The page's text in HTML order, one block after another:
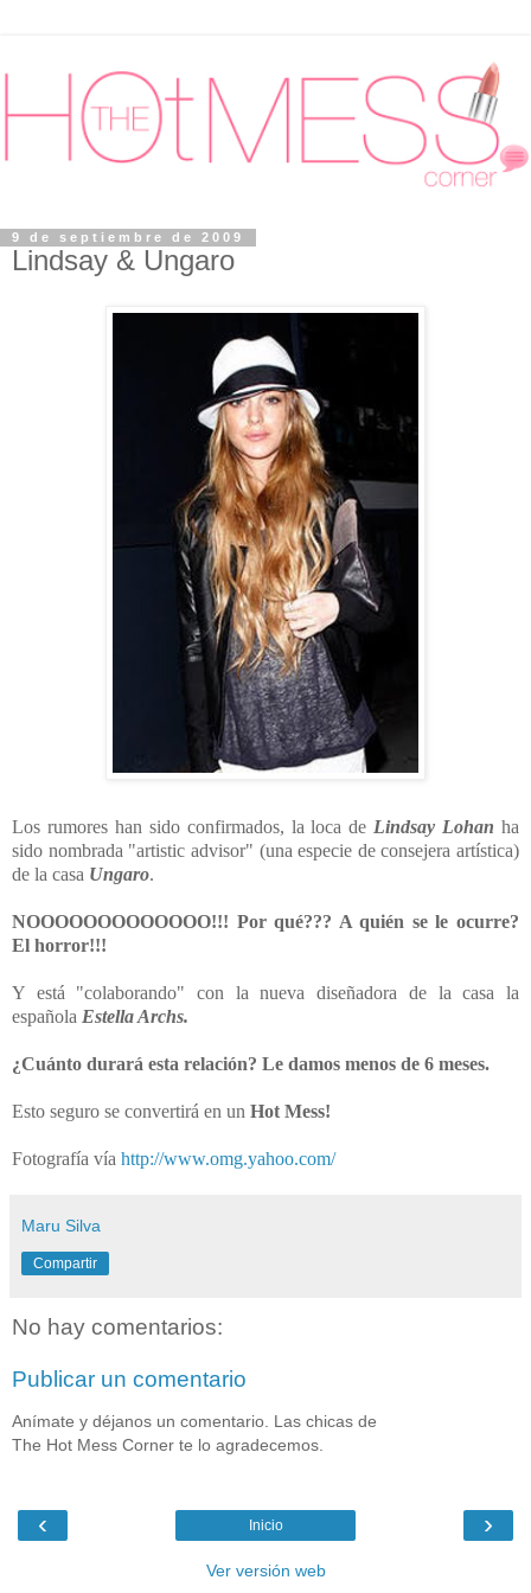
9 de septiembre de 2009
Lindsay & Ungaro
Los rumores han sido confirmados, la loca de Lindsay Lohan ha
sido nombrada "artistic advisor" (una especie de consejera artística)
de la casa Ungaro.
NOOOOOOOOOOOOO!!! Por qué??? A quién se le ocurre?
El horror!!!
Y está "colaborando" con la nueva diseñadora de la casa la
española Estella Archs.
¿Cuánto durará esta relación? Le damos menos de 6 meses.
Esto seguro se convertirá en un Hot Mess!
Fotografía vía http://www.omg.yahoo.com/
Maru Silva
Compartir
No hay comentarios:
Publicar un comentario
Anímate y déjanos un comentario. Las chicas de
The Hot Mess Corner te lo agradecemos.
‹ ›
Inicio
Ver versión web